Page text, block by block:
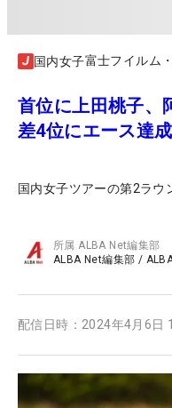
国内女子富士フイルム
首位に上田桃子
差4位にエース達
国内女子ツアーの第2ラウ
所属ALBA Net編集部
ALBA Net編集部 /
配信日時： 2024年4月6日